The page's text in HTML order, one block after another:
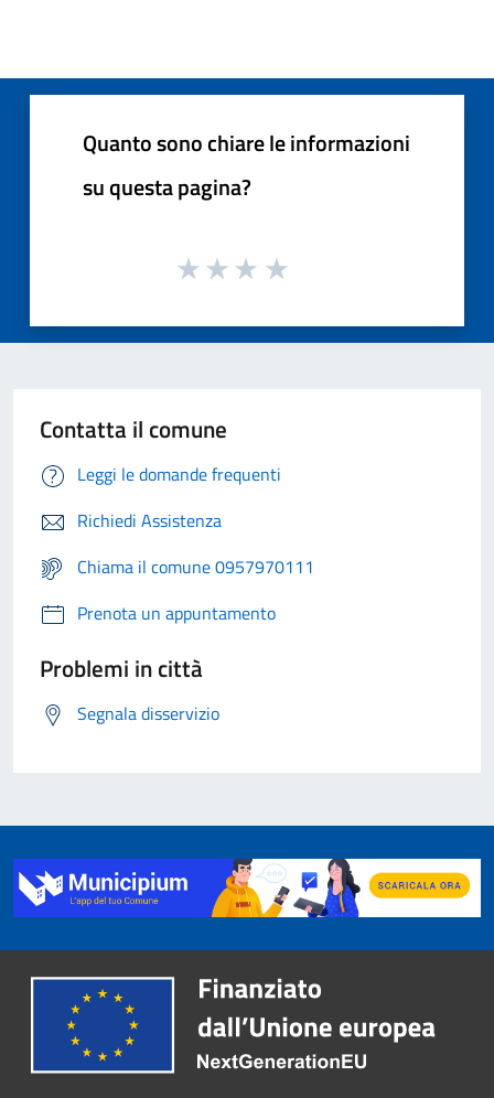
Quanto sono chiare le informazioni
su questa pagina?
Contatta il comune
Leggi le domande frequenti
Richiedi Assistenza
Chiama il comune 0957970111
Prenota un appuntamento
Problemi in città
Segnala disservizio